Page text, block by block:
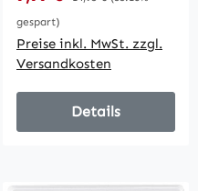
Unterputz, 3-Draht
gespart)
Preise inkl. MwSt. zzgl.
Versandkosten
Details